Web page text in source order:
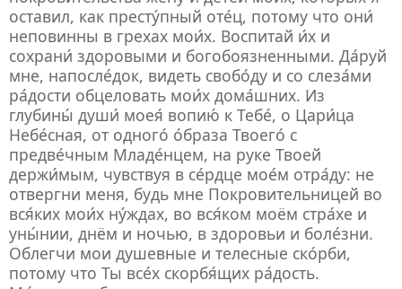
оставил, как престу́пный оте́ц, потому что они́
неповинны в грехах мои́х. Воспитай и́х и
сохрани́ здоровыми и богобоязненными. Да́руй
мне, напосле́док, видеть свобо́ду и со слеза́ми
ра́дости обцеловать мои́х дома́шних. Из
глубины́ души́ моея́ вопию́ к Тебе́, о Цари́ца
Небе́сная, от одного́ о́браза Твоего́ с
предве́чным Младе́нцем, на руке Твоей
держи́мым, чувствуя в се́рдце мое́м отра́ду: не
отвергни меня, будь мне Покровительницей во
вся́ких мои́х ну́ждах, во вся́ком моём стра́хе и
уны́нии, днём и ночью, в здоровьи и боле́зни.
Облегчи мои душевные и телесные ско́рби,
потому что Ты все́х скорбя́щих ра́дость.